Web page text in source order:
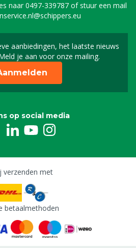
naar0497-339787of stuur een mail
aanbiedingen, het laatste nieuws
je aan voor onze mailing.
Schrijf je in voor onze
op social media
verzenden met
betaalmethoden